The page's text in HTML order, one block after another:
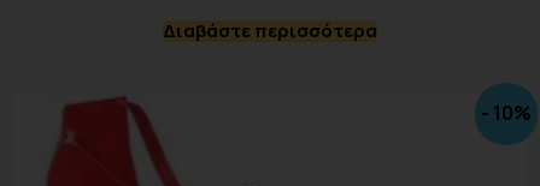
Διαβάστε περισσότερα
- 10%